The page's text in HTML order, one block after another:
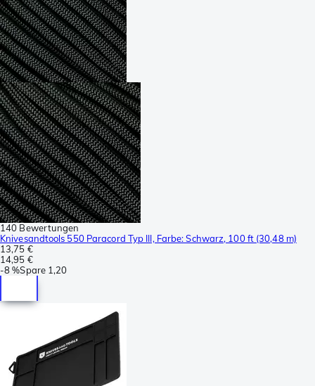
140 Bewertungen
Knivesandtools 550 Paracord Typ III, Farbe: Schwarz, 100 ft (30,48 m)
13,75 €
14,95 €
-8 %Spare 1,20